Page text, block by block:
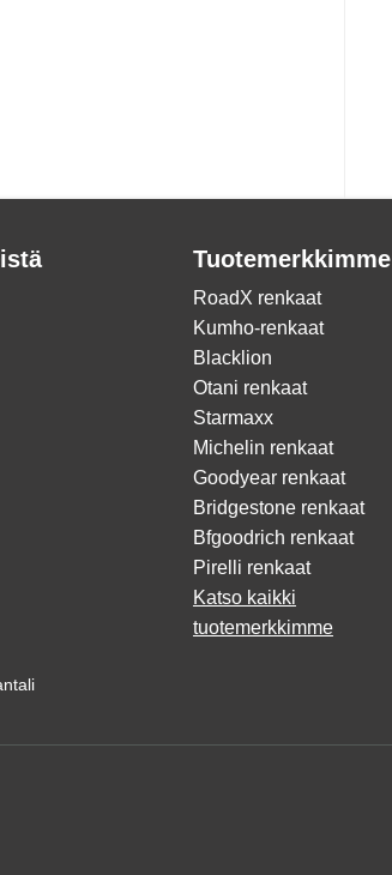
Tuotemerkkimme
RoadX renkaat
Kumho-renkaat
Blacklion
Otani renkaat
Starmaxx
Michelin renkaat
Goodyear renkaat
Bridgestone renkaat
Bfgoodrich renkaat
Pirelli renkaat
Katso kaikki
tuotemerkkimme